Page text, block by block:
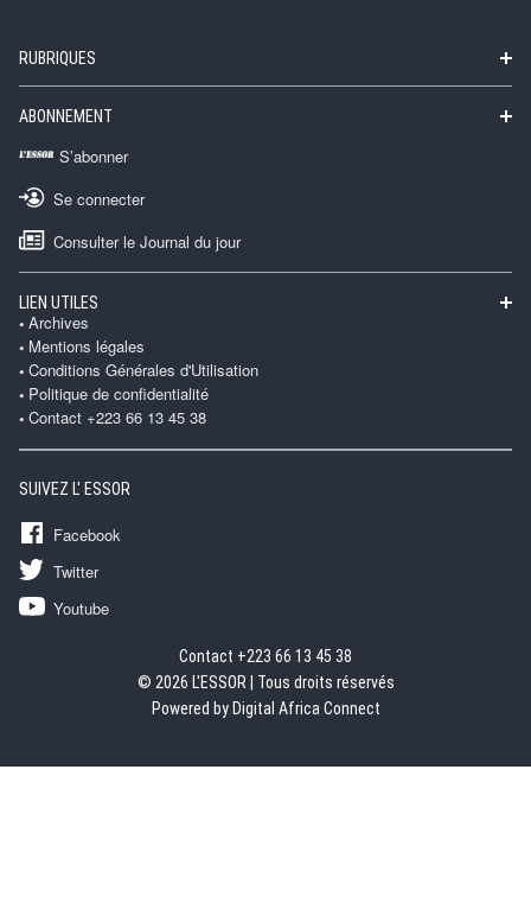
RUBRIQUES
ABONNEMENT
S’abonner
Se connecter
Consulter le Journal du jour
LIEN UTILES
Archives
Mentions légales
Conditions Générales d'Utilisation
Politique de confidentialité
Contact +223 66 13 45 38
SUIVEZ L' ESSOR
Facebook
Twitter
Youtube
Contact +223 66 13 45 38
© 2026 L'ESSOR | Tous droits réservés
Powered by Digital Africa Connect